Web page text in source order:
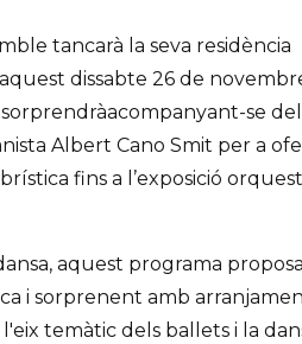
tancarà la seva residència
dissabte 26 de
se del
Albert Cano Smit per a
fins a l’exposició
aquest programa proposa
i sorprenent amb
temàtic dels ballets i la